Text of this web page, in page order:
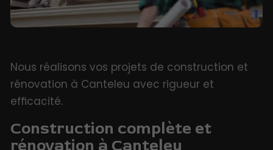
Nous réalisons vos projets de construction et
rénovation à Canteleu avec rigueur et
efficacité.
Construction complète et
rénovation à Canteleu